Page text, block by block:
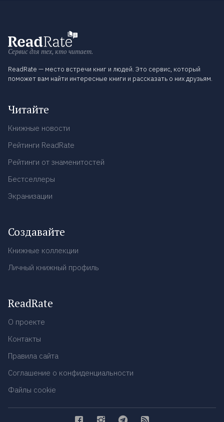
Сервис для тех, кто читает.
ReadRate — место встречи книг и людей. Это сервис, который
поможет вам найти интересные книги и рассказать о них друзьям.
Читайте
Книжные новости
Рейтинги ReadRate
Рейтинги от знаменитостей
Бестселлеры
Экранизации
Создавайте
Книжные коллекции
Личный книжный профиль
ReadRate
О проекте
Контакты
Правила сайта
Соглашение о конфиденциальности
Файлы cookie